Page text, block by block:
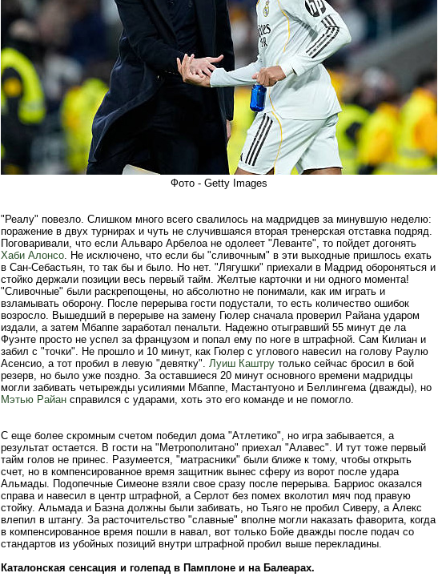
Фото - Getty Images
"Реалу" повезло. Слишком много всего свалилось на мадридцев за минувшую неделю:
поражение в двух турнирах и чуть не случившаяся вторая тренерская отставка подряд.
Поговаривали, что если Альваро Арбелоа не одолеет "Леванте", то пойдет догонять
Хаби Алонсо. Не исключено, что если бы "сливочным" в эти выходные пришлось ехать
в Сан-Себастьян, то так бы и было. Но нет. "Лягушки" приехали в Мадрид обороняться и
стойко держали позиции весь первый тайм. Желтые карточки и ни одного момента!
"Сливочные" были раскрепощены, но абсолютно не понимали, как им играть и
взламывать оборону. После перерыва гости подустали, то есть количество ошибок
возросло. Вышедший в перерыве на замену Гюлер сначала проверил Райана ударом
издали, а затем Мбаппе заработал пенальти. Надежно отыгравший 55 минут де ла
Фуэнте просто не успел за французом и попал ему по ноге в штрафной. Сам Килиан и
забил с "точки". Не прошло и 10 минут, как Гюлер с углового навесил на голову Раулю
Асенсио, а тот пробил в левую "девятку". Луиш Каштрутолько сейчас бросил в бой
резерв, но было уже поздно. За оставшиеся 20 минут основного времени мадридцы
могли забивать четырежды усилиями Мбаппе, Мастантуоно и Беллингема (дважды), но
Мэтью Райансправился с ударами, хоть это его команде и не помогло.
С еще более скромным счетом победил дома "Атлетико", но игра забывается, а
результат остается. В гости на "Метрополитано" приехал "Алавес". И тут тоже первый
тайм голов не принес. Разумеется, "матрасники" были ближе к тому, чтобы открыть
счет, но в компенсированное время защитник вынес сферу из ворот после удара
Альмады. Подопечные Симеоне взяли свое сразу после перерыва. Барриос оказался
справа и навесил в центр штрафной, а Серлот без помех вколотил мяч под правую
стойку. Альмада и Баэна должны были забивать, но Тьяго не пробил Сиверу, а Алекс
влепил в штангу. За расточительство "славные" вполне могли наказать фаворита, когда
в компенсированное время пошли в навал, вот только Бойе дважды после подач со
стандартов из убойных позиций внутри штрафной пробил выше перекладины.
Каталонская сенсация и голепад в Памплоне и на Балеарах.